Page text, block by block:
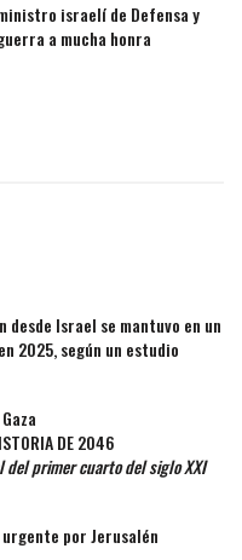
israelí de Defensa y
a mucha honra
desde Israel se mantuvo en un
2025, según un estudio
DE 2046
del primer cuarto del siglo XXI
por Jerusalén